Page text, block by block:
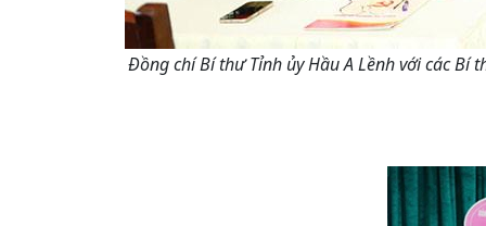
Đồng chí Bí thư Tỉnh ủy Hầu A Lềnh với các Bí